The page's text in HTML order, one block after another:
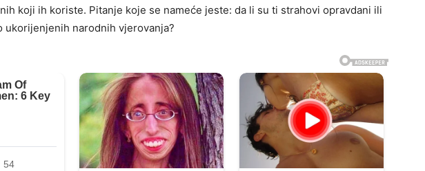
koji ih koriste. Pitanje koje se nameće jeste: da li su ti strahovi opravdani ili
ukorijenjenih narodnih vjerovanja?